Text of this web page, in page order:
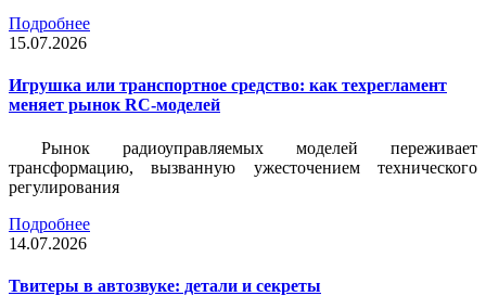
Подробнее
15.07.2026
Игрушка или транспортное средство: как техрегламент
меняет рынок RC-моделей
Рынок радиоуправляемых моделей переживает
трансформацию, вызванную ужесточением технического
регулирования
Подробнее
14.07.2026
Твитеры в автозвуке: детали и секреты